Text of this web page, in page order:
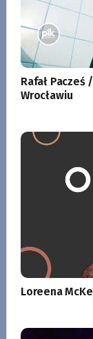
Rafał
Wrocławiu
Loreena